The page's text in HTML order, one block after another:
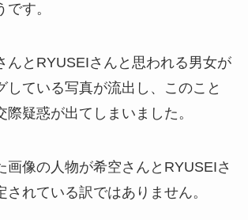
す。
んとRYUSEIさんと思われる男女が
している写真が流出し、このこと
際疑惑が出てしまいました。
画像の人物が希空さんとRYUSEIさ
されている訳ではありません。